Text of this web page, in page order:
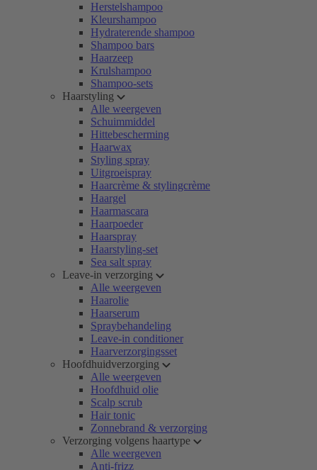
Herstelshampoo
Kleurshampoo
Hydraterende shampoo
Shampoo bars
Haarzeep
Krulshampoo
Shampoo-sets
Haarstyling
Alle weergeven
Schuimmiddel
Hittebescherming
Haarwax
Styling spray
Uitgroeispray
Haarcrème & stylingcrème
Haargel
Haarmascara
Haarpoeder
Haarspray
Haarstyling-set
Sea salt spray
Leave-in verzorging
Alle weergeven
Haarolie
Haarserum
Spraybehandeling
Leave-in conditioner
Haarverzorgingsset
Hoofdhuidverzorging
Alle weergeven
Hoofdhuid olie
Scalp scrub
Hair tonic
Zonnebrand & verzorging
Verzorging volgens haartype
Alle weergeven
Anti-frizz